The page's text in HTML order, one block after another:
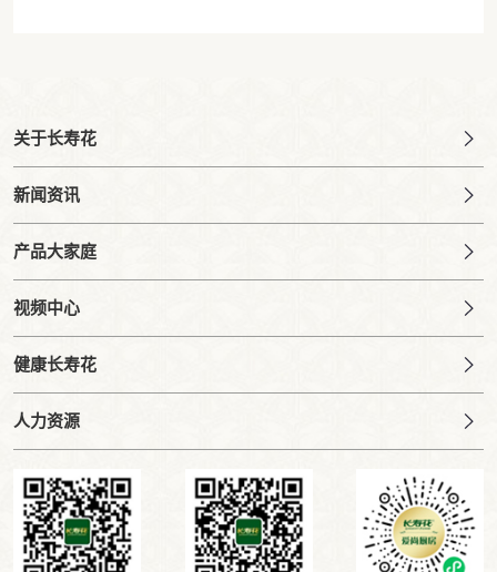
关于长寿花
新闻资讯
产品大家庭
视频中心
健康长寿花
人力资源